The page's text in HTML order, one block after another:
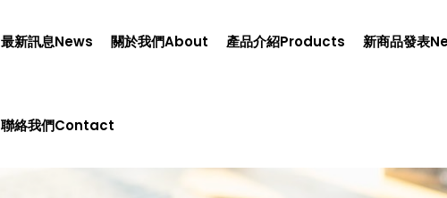
最新訊息news 關於我們about 產品介紹products 新商品發表
聯絡我們contact